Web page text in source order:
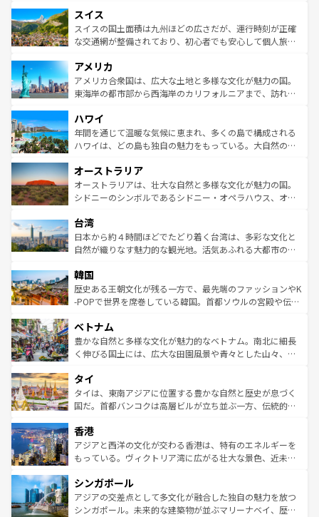
れる地方に足を運ぶとそれぞれで全く異なる文化を体験で
きるだろう。 なお、新着のフランス情報はコンテンツ一覧
を参照してほしい。
は、お酒好きな人にはぜひ体験してほしい。 なお、新着の
ドイツ情報はコンテンツ一覧を参照してほしい。
リアごとに異なる魅力がある。また、優雅なアフタヌーン
ティー、ビール好きにはたまらない英国パブ、サッカー観
戦など、本場だからこそできる体験も豊富。イギリスを旅
ンツ一覧を参照してほしい。
スイス
スイスの国土面積は九州ほどの広さだが、運行時刻が正確
な交通網が整備されており、初心者でも安心して個人旅行
の建物がそのまま残る町や、スイスならではのユニークな
博物館もあり、アルプス観光だけでなく町歩きも満喫する
ことができる。国民の所得が高いため物価も高いが、旅行
ば市内交通費無料で観光を楽しむこともできる。 なお、新
着のスイス情報はコンテンツ一覧 を参照してほしい。
アメリカ
アメリカ合衆国は、広大な土地と多様な文化が魅力の国。
東海岸の都市部から西海岸のカリフォルニアまで、訪れる
のような巨大都市は、観光、ショッピング、エンターテイ
ンメントが詰まった刺激的なスポットだ。一方、アメリカ
西部には大自然が広がり、グランドキャニオンやイエロー
部のニューオーリンズでは、音楽と美食が融合した独特の
文化が魅力。旅行者はアメリカの各地域で異なる魅力を楽
しみながら、その多様性と豊かな歴史を感じることができ
ならではの贅沢な旅のスタイルだ。 なお、新着のアメリカ
情報はコンテンツ一覧を参照してほしい。
ハワイ
年間を通じて温暖な気候に恵まれ、多くの島で構成される
ハワイは、どの島も独自の魅力をもっている。大自然の神
ワイ島は見逃せない。また、定番の観光地といえばオアフ
島だが、静かな自然を求めるならマウイ島やカウアイ島が
おすすめ。エメラルドグリーンに輝く海をはじめ、豊かな
れるおもてなしの心で訪れる人々を迎えてくれるハワイの
人々、おいしいローカルフードやハワイアンミュージッ
ク、伝統的なフラダンスなど、すべてがハワイの魅力を彩
ワイを、存分に味わってほしい。 なお、新着のハワイ情報
はコンテンツ一覧を参照してほしい。
オーストラリア
オーストラリアは、壮大な自然と多様な文化が魅力の国。
シドニーのシンボルであるシドニー・オペラハウス、オー
リアリーフや大陸中央部にそびえるウルル（エアーズロッ
ク）、タスマニアの美しい原生林やケアンズの熱帯雨林な
ど、見どころがたくさん。また、カフェやワイン、オージ
いる。アクティビティも充実しており、サーフィンやダイ
ビング、ハイキングなど、アウトドア好きにはたまらな
い。オーストラリアの多彩な魅力を存分に味わいつくそ
参照してほしい。
台湾
日本から約４時間ほどでたどり着く台湾は、多彩な文化と
自然が織りなす魅力的な観光地。活気あふれる大都市の台
ン）、静ひつな山岳地帯である台湾東部など、都市の喧騒
と山間の静けさが共存しており、訪れる人に新しい発見と
驚きをもたらしてくれる。また、奥深い台湾の食文化も魅
容にもいいと評判のスイーツなど、バラエティ豊かな料理
が味わえる。 なお、新着の台湾情報は コンテンツ一覧を参
照してほしい。
韓国
歴史ある王朝文化が残る一方で、最先端のファッションやK
-POPで世界を席巻している韓国。首都ソウルの宮殿や伝統
き、地方に足を延ばせば四季折々の自然美を楽しむことが
できる。そして、キムチや焼肉、絶品のストリートフード
まで、さまざまな韓国料理が待っている。夜には、韓国な
リティに包まれながら、韓国の多彩な魅力を心ゆくまで味
わってみてほしい。 なお、新着の韓国情報はコンテンツ一
覧を参照してほしい。
ベトナム
豊かな自然と多様な文化が魅力的なベトナム。南北に細長
く伸びる国土には、広大な田園風景や青々とした山々、世
急速な発展と共に伝統が息づく。ハノイの古い町並みやホ
ーチミン市のフランス統治時代の建物も、独特の雰囲気を
醸し出している。また、バラエティの豊かさとおいしさで
とつ。フォーやバインミー、ベトナムコーヒーなどは、ぜ
ひ現地で味わいたい。どの地域を訪れてもあたたかい人々
が旅行者を迎えてくれるので、きっと忘れられない旅にな
参照してほしい。
タイ
タイは、東南アジアに位置する豊かな自然と歴史が息づく
国だ。首都バンコクは高層ビルが立ち並ぶ一方、伝統的な
の活気が交差している。北部ではチェンマイなどの山岳地
帯で自然と触れ合い、南部ではプーケットやクラビの美し
いビーチでリゾート気分を楽しむことができる。タイ料理
激する。気候は一年中温暖で、どの季節にも異なる楽しみ
が待っている。親しみやすいタイの人々、仏教を中心とし
た文化、そして多様な観光資源が、訪れる旅人を魅了し続
香港
アジアと西洋の文化が交わる香港は、特有のエネルギーを
もっている。ヴィクトリア湾に広がる壮大な景色、近未来
み、どこを訪れても感動するはず。観光スポットが密集し
ており、効率よく見どころを回れるのも魅力。息をのむよ
うな絶景から文化的な体験まで、香港を存分に楽しみ尽く
シンガポール
アジアの交差点として多文化が融合した独自の魅力を放つ
シンガポール。未来的な建築物が並ぶマリーナベイ、歴史